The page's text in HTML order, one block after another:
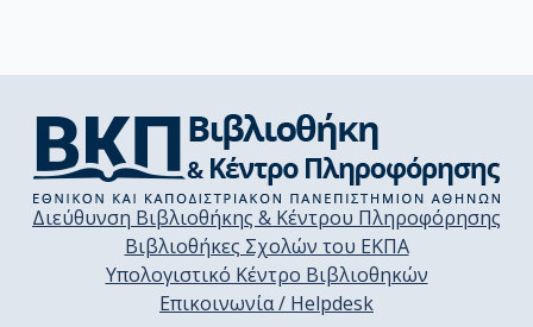
Διεύθυνση Βιβλιοθήκης & Κέντρου Πληροφόρησης
Βιβλιοθήκες Σχολών του ΕΚΠΑ
Υπολογιστικό Κέντρο Βιβλιοθηκών
Επικοινωνία / Helpdesk